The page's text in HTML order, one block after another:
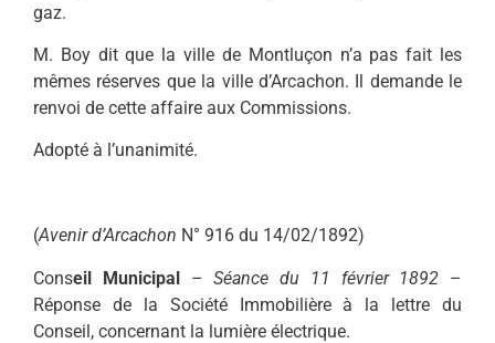
gaz.
M. Boy dit que la ville de Montluçon n’a pas fait les
mêmes réserves que la ville d’Arcachon. Il demande le
renvoi de cette affaire aux Commissions.
Adopté à l’unanimité.
(Avenir d’Arcachon N° 916 du 14/02/1892)
Conseil Municipal –Séance du 11 février 1892 –
Réponse de la Société Immobilière à la lettre du
Conseil, concernant la lumière électrique.